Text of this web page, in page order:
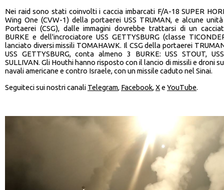
Nei raid sono stati coinvolti i caccia imbarcati F/A-18 SUPER
Wing One (CVW-1) della portaerei USS TRUMAN, e alcune
Portaerei (CSG), dalle immagini dovrebbe trattarsi di un
BURKE e dell'incrociatore USS GETTYSBURG (classe
lanciato diversi missili TOMAHAWK. Il CSG della portaerei
USS GETTYSBURG, conta almeno 3 BURKE: USS STOUT,
SULLIVAN. Gli Houthi hanno risposto con il lancio di missili e droni
navali americane e contro Israele, con un missile caduto nel Sinai.
Seguiteci sui nostri canali Telegram, Facebook,Xe YouTube.